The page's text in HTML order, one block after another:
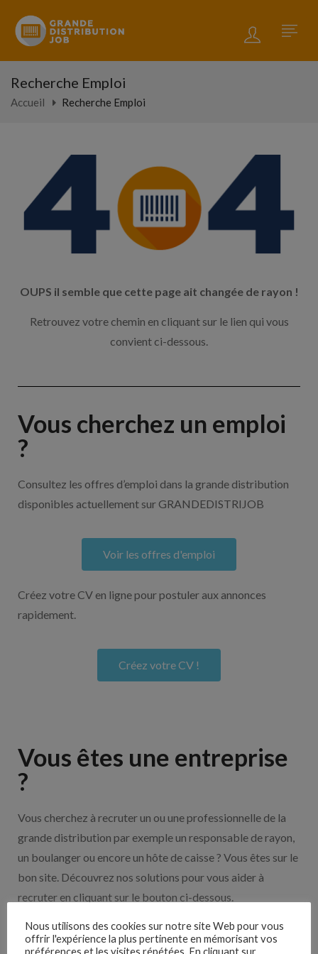
Recherche Emploi
Accueil Recherche Emploi
OUPS il semble que cette page ait changée de rayon !
Retrouvez votre chemin en cliquant sur le lien qui vous
convient ci-dessous.
Vous cherchez un emploi
?
Consultez les offres d’emploi dans la grande distribution
disponibles actuellement sur GRANDEDISTRIJOB
Voir les offres d'emploi
Créez votre CV en ligne pour postuler aux annonces
rapidement.
Créez votre CV !
Vous êtes une entreprise
?
Vous cherchez à recruter un ou une professionnelle de la
grande distribution par exemple un responsable de rayon,
un boulanger ou encore un hôte de caisse ? Vous êtes sur le
bon site. Découvrez nos solutions pour vous aider à
recruter en cliquant sur le bouton ci-dessous.
Nos solutions entreprises
Nous utilisons des cookies sur notre site Web pour vous
offrir l'expérience la plus pertinente en mémorisant vos
préférences et les visites répétées. En cliquant sur